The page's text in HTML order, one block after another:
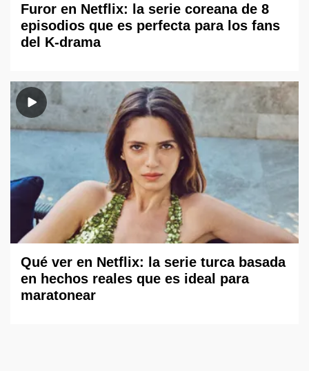
Furor en Netflix: la serie coreana de 8
episodios que es perfecta para los fans
del K-drama
Qué ver en Netflix: la serie turca basada
en hechos reales que es ideal para
maratonear